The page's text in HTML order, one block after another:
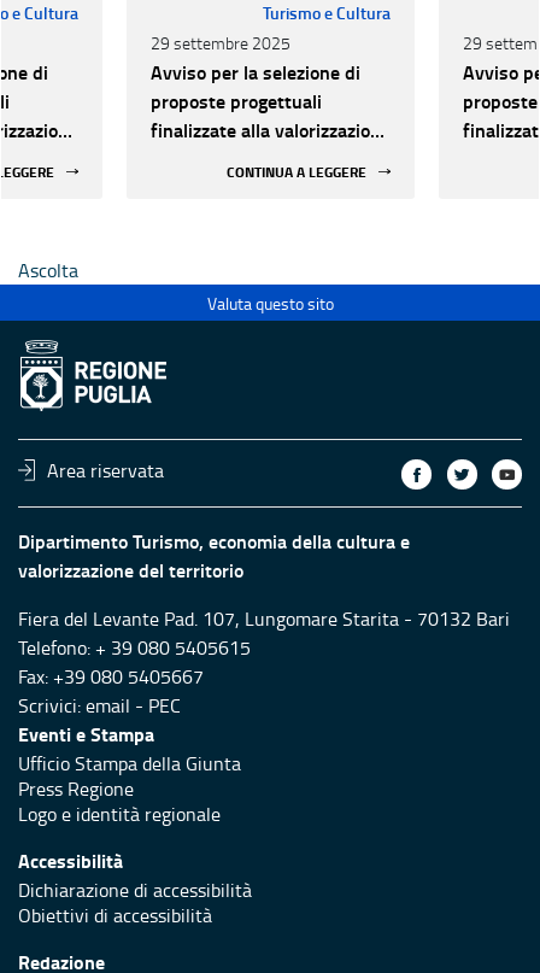
e Cultura
di
Turismo e Cultura
29 settembre 2025
Avviso per la selezione di
proposte progettuali
finalizzate alla valorizzazione
CONTINUA A LEGGERE
29
Avviso
Ascolta
Valuta questo sito
Area riservata
Dipartimento Turismo, economia della cultura e
valorizzazione del territorio
Fiera del Levante Pad. 107, Lungomare Starita - 70132 Bari
Telefono: + 39 080 5405615
Fax: +39 080 5405667
Scrivici:email - PEC
Eventi e Stampa
Ufficio Stampa della Giunta
Press Regione
Logo e identità regionale
Accessibilità
Dichiarazione di accessibilità
Obiettivi di accessibilità
Redazione